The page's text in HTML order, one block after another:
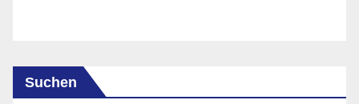
Suchen